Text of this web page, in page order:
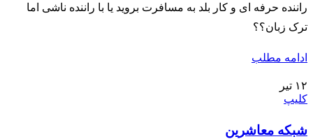
راننده حرفه ای و کار بلد به مسافرت بروید یا با راننده ناشی اما
ترک زبان؟؟
ادامه مطلب
۱۲ تیر
کلیپ
شبکه معاشرین